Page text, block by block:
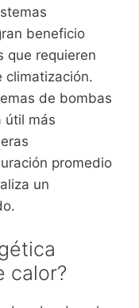
beneficio
que requieren
climatización.
de bombas
útil más
promedio
un
calor?